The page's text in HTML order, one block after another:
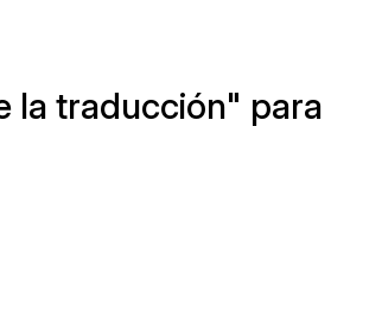
la traducción" para